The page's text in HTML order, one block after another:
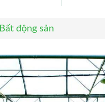
Bất động sản